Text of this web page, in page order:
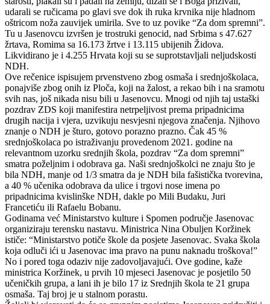
udarali se ručicama po glavi sve dok ih ruka krvnika nije hladnom
oštricom noža zauvijek umirila. Sve to uz povike “Za dom spremni”.
Tu u Jasenovcu izvršen je trostruki genocid, nad Srbima s 47.627
žrtava, Romima sa 16.173 žrtve i 13.115 ubijenih Židova.
Likvidirano je i 4.255 Hrvata koji su se suprotstavljali neljudskosti
NDH.
Ove rečenice ispisujem prvenstveno zbog osmaša i srednjoškolaca,
ponajviše zbog onih iz Ploča, koji na žalost, a rekao bih i na sramotu
svih nas, još nikada nisu bili u Jasenovcu. Mnogi od njih taj ustaški
pozdrav ZDS koji manifestira netrpeljivost prema pripadnicima
drugih nacija i vjera, uzvikuju nesvjesni njegova značenja. Njihovo
znanje o NDH je šturo, gotovo porazno prazno. Čak 45 %
srednjoškolaca po istraživanju provedenom 2021. godine na
relevantnom uzorku srednjih škola, pozdrav “Za dom spremni”
smatra poželjnim i odobrava ga. Naši srednjoškolci ne znaju što je
bila NDH, manje od 1/3 smatra da je NDH bila fašistička tvorevina,
a 40 % učenika odobrava da ulice i trgovi nose imena po
pripadnicima kvislinške NDH, dakle po Mili Budaku, Juri
Francetiću ili Rafaelu Bobanu.
Godinama već Ministarstvo kulture i Spomen područje Jasenovac
organiziraju terensku nastavu. Ministrica Nina Obuljen Koržinek
ističe: “Ministarstvo potiče škole da posjete Jasenovac. Svaka škola
koja odluči ići u Jasenovac ima pravo na punu naknadu troškova!”
No i pored toga odaziv nije zadovoljavajući. Ove godine, kaže
ministrica Koržinek, u prvih 10 mjeseci Jasenovac je posjetilo 50
učeničkih grupa, a lani ih je bilo 17 iz Srednjih škola te 21 grupa
osmaša. Taj broj je u stalnom porastu.